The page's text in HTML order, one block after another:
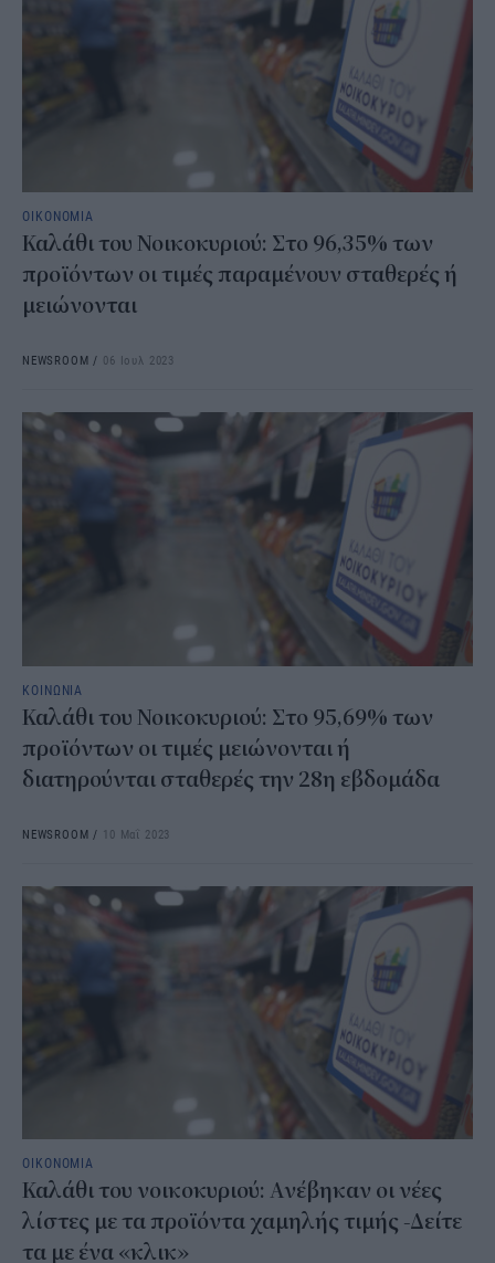
ΟΙΚΟΝΟΜΙΑ
Καλάθι του Νοικοκυριού: Στο 96,35% των
προϊόντων οι τιμές παραμένουν σταθερές ή
μειώνονται
NEWSROOM / 06 Ιουλ 2023
ΚΟΙΝΩΝΙΑ
Καλάθι του Νοικοκυριού: Στο 95,69% των
προϊόντων οι τιμές μειώνονται ή
διατηρούνται σταθερές την 28η εβδομάδα
NEWSROOM / 10 Μαΐ 2023
ΟΙΚΟΝΟΜΙΑ
Καλάθι του νοικοκυριού: Ανέβηκαν οι νέες
λίστες με τα προϊόντα χαμηλής τιμής -Δείτε
τα με ένα «κλικ»